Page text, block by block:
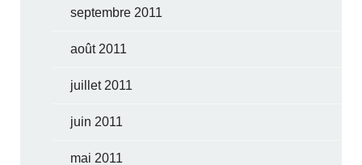
septembre 2011
août 2011
juillet 2011
juin 2011
mai 2011